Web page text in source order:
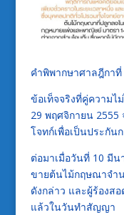
คำพิพากษาศาลฎีกาที่
ข้อเท็จจริงที่คู่ความไ
29 พฤศจิกายน 2555
โจทก์เพื่อเป็นประกัน
ต่อมาเมื่อวันที่ 10 มี
ขายต้นไม้กฤษณาจำ
ดังกล่าว และผู้ร้องส
แล้วในวันทำสัญญา